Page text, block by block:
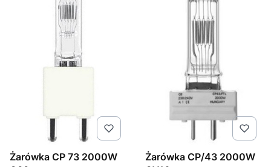
Żarówka CP 73 2000W
Żarówka CP/43 2000W